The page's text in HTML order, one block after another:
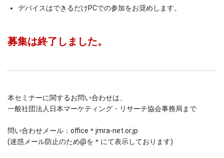
デバイスはできるだけPCでの参加をお奨めします。
募集は終了しました。
本セミナーに関するお問い合わせは、
一般社団法人日本マーケティング・リサーチ協会事務局まで
問い合わせメール：office＊jmra-net.or.jp
(迷惑メール防止のため@を＊にて表示しております)